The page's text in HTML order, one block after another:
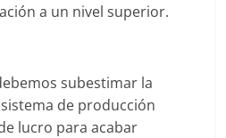
a un nivel superior.
subestimar la
de producción
lucro para acabar